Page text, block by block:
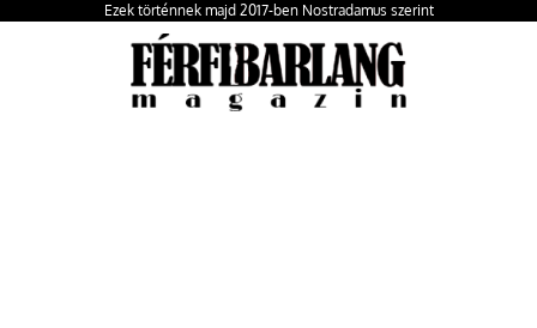
Ezek történnek majd 2017-ben Nostradamus szerint